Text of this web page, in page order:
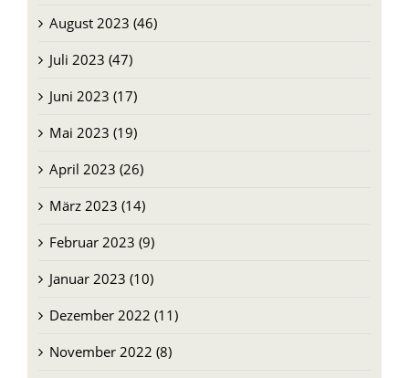
August 2023 (46)
Juli 2023 (47)
Juni 2023 (17)
Mai 2023 (19)
April 2023 (26)
März 2023 (14)
Februar 2023 (9)
Januar 2023 (10)
Dezember 2022 (11)
November 2022 (8)